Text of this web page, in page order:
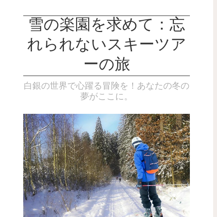
雪の楽園を求めて：忘
れられないスキーツア
ーの旅
白銀の世界で心躍る冒険を！あなたの冬の
夢がここに。